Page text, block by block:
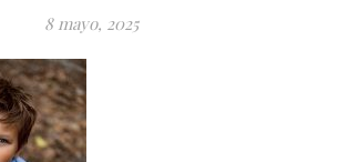
8 mayo, 2025